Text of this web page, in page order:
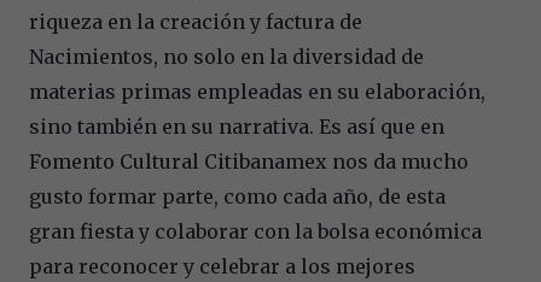
riqueza en la creación y factura de
Nacimientos, no solo en la diversidad de
materias primas empleadas en su elaboración,
sino también en su narrativa. Es así que en
Fomento Cultural Citibanamex nos da mucho
gusto formar parte, como cada año, de esta
gran fiesta y colaborar con la bolsa económica
para reconocer y celebrar a los mejores